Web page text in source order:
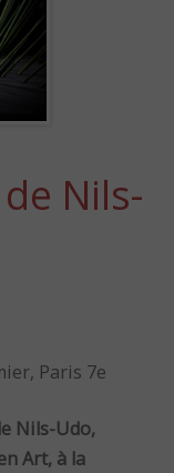
Nils-
Paris 7e
Nils-Udo,
Art, à la